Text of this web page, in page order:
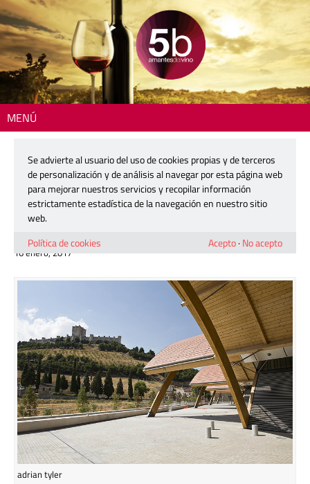
MENÚ
parejas con motivo de San Valentín
Protos propone una visita con cata a
ciegas para parejas con motivo de
San Valentín
16 enero, 2017
adrian tyler
Se advierte al usuario del uso de cookies propias y de terceros
de personalización y de análisis al navegar por esta página web
para mejorar nuestros servicios y recopilar información
estrictamente estadística de la navegación en nuestro sitio
web.
Política de cookies
Acepto· No acepto